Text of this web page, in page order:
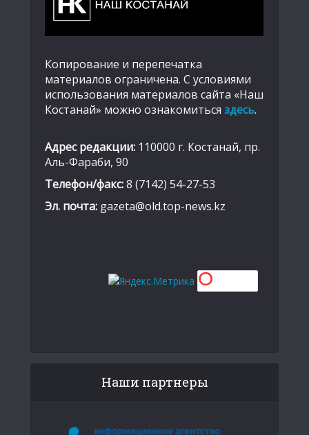
Копирование и перепечатка
материалов ограничена. С условиями
использования материалов сайта «Наш
Костанай» можно ознакомиться здесь.
Адрес редакции: 110000 г. Костанай, пр.
Аль-Фараби, 90
Телефон/факс:8 (7142) 54-27-53
Эл. почта: gazeta@old.top-news.kz
Наши партнеры